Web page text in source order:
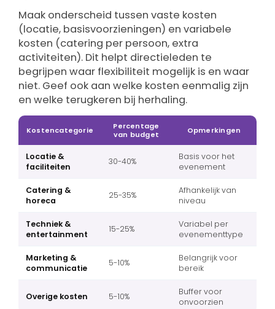
Maak onderscheid tussen vaste kosten
(locatie, basisvoorzieningen) en variabele
kosten (catering per persoon, extra
activiteiten). Dit helpt directieleden te
begrijpen waar flexibiliteit mogelijk is en waar
niet. Geef ook aan welke kosten eenmalig zijn
en welke terugkeren bij herhaling.
Kostencategorie
Percentage
van budget
Opmerkingen
Locatie &
faciliteiten
30-40%
Basis voor het
evenement
Catering &
horeca
25-35%
Afhankelijk van
niveau
Techniek &
entertainment
15-25%
Variabel per
evenementtype
Marketing &
communicatie
5-10%
Belangrijk voor
bereik
Overige kosten 5-10%
Buffer voor
onvoorzien